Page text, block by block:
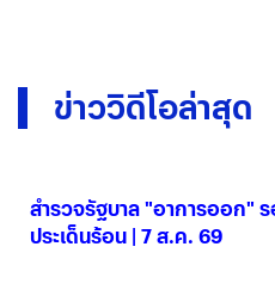
ข่าววิดีโอล่าสุด
สำรวจรัฐบาล "อาการออก"
ประเด็นร้อน | 7 ส.ค. 69